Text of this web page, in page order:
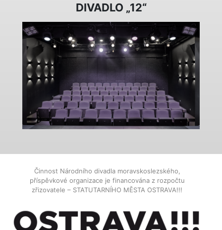
DIVADLO „12“
Činnost Národního divadla moravskoslezského,
příspěvkové organizace je financována z rozpočtu
zřizovatele – STATUTARNÍHO MĚSTA OSTRAVA!!!